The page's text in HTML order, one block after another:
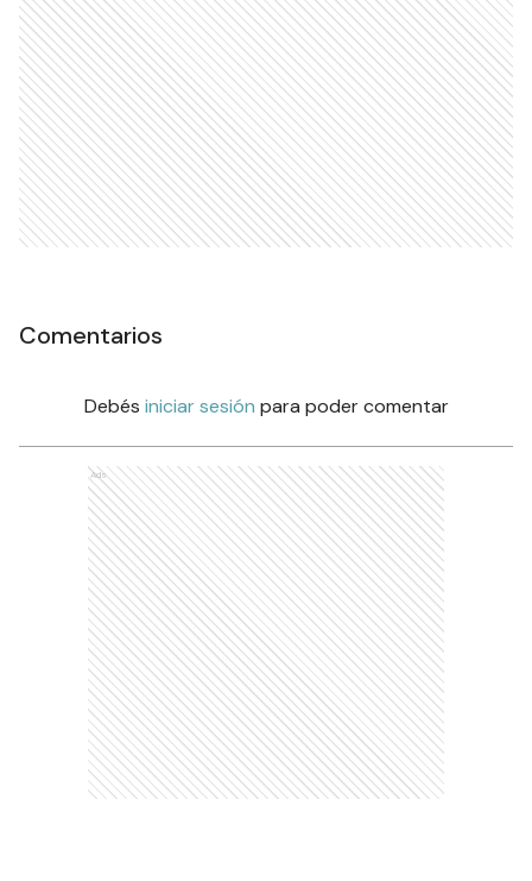
Comentarios
Debés iniciar sesión para poder comentar
Ads